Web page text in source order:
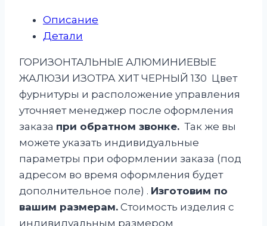
Описание
Детали
ГОРИЗОНТАЛЬНЫЕ АЛЮМИНИЕВЫЕ
ЖАЛЮЗИ ИЗОТРА ХИТ ЧЕРНЫЙ 130 Цвет
фурнитуры и расположение управления
уточняет менеджер после оформления
заказа при обратном звонке. Так же вы
можете указать индивидуальные
параметры при оформлении заказа (под
адресом во время оформления будет
дополнительное поле) . Изготовим по
вашим размерам. Стоимость изделия с
индивидуальным размером